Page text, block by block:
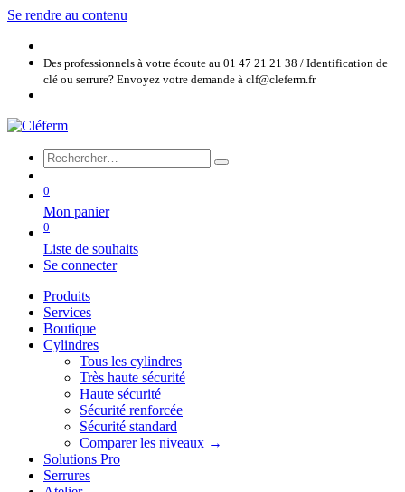
Se rendre au contenu
Des professionnels à votre écoute au 01 47 21 21 38 / Identification de
clé ou serrure? Envoyez votre demande à clf@cleferm.fr
0
Mon panier
0
Liste de souhaits
Se connecter
Produits
Services
Boutique
Cylindres
Tous les cylindres
Très haute sécurité
Haute sécurité
Sécurité renforcée
Sécurité standard
Comparer les niveaux →
Solutions Pro
Serrures